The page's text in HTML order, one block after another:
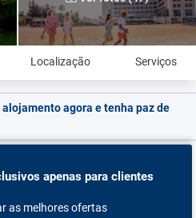
Localização Serviços
agora e tenha paz de
apenas para clientes
as melhores ofertas